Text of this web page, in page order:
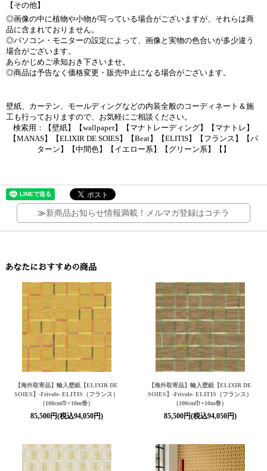
【その他】
◎画像の中に植物や小物が写っている場合がございますが、それらは商
品に含まれておりません。
◎パソコン・モニターの設定によって、画像と実物の色合いが多少違う
場合がございます。
あらかじめご承知おき下さいませ。
◎商品は予告なく価格変更・販売中止になる場合がございます。
壁紙、カーテン、モールディングなどの内装全般のコーディネート＆施
工も行っておりますので、お気軽にご相談ください。
検索用：【壁紙】【wallpaper】【マナトレーディング】【マナトレ】
【MANAS】【ELIXIR DE SOIES】【Beat】【ELITIS】【フランス】【パ
ターン】【中間色】【イエロー系】【グリーン系】【】
≫新商品お知らせ情報満載！メルマガ登録はコチラ
あなたにおすすめの商品
【海外取寄品】輸入壁紙 【ELIXIR DE
SOIES】-Frivole- ELITIS（フランス）
（100cm巾×10m巻）
85,500円(税込94,050円)
【海外取寄品】輸入壁紙 【ELIXIR DE
SOIES】-Frivole- ELITIS（フランス）
（100cm巾×10m巻）
85,500円(税込94,050円)